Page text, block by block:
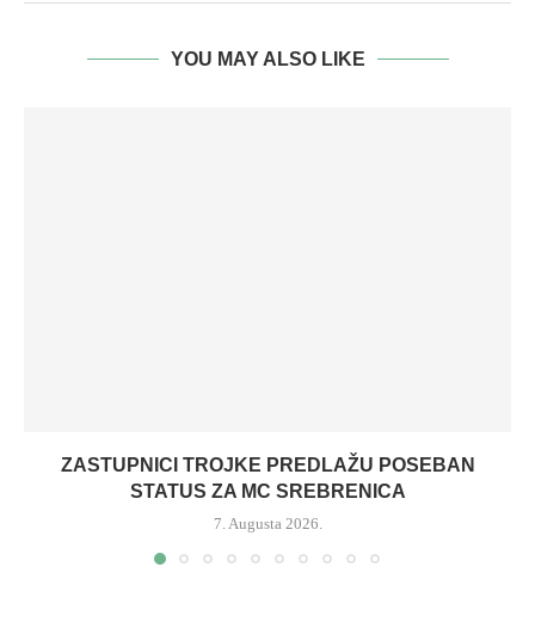
YOU MAY ALSO LIKE
ZASTUPNICI TROJKE PREDLAŽU POSEBAN
STATUS ZA MC SREBRENICA
7. Augusta 2026.